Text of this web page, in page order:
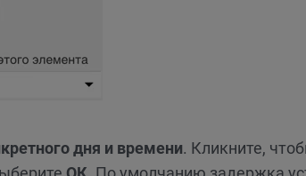
дня и времени. Кликните,